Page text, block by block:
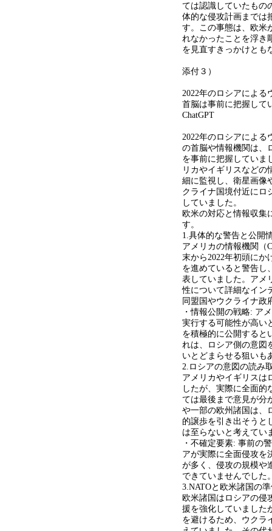
ては認識していたもの
体的な侵攻計画までは
す。この事態は、欧米
れなかったことを浮き
を見直すきっかけとも
添付３）
2022年のロシアによる
首脳は事前に把握して
ChatGPT
2022年のロシアによる
の首脳や情報機関は、
を事前に把握していま
リカやイギリスなどの
細に監視し、衛星画像
クライナ国境付近にロ
していました。
欧米の対応と情報収集
す。
1.具体的な警告と公開
アメリカの情報機関（
末から2022年初頭にか
を進めていると警告し
表していました。アメ
性について詳細なイン
同盟国やウクライナ政
・情報公開の戦略: ア
実行する可能性が高い
を積極的に公開すると
れは、ロシア側の意図
いとどまらせる狙いも
2.ロシアの意図の読み
アメリカやイギリスは
したが、実際に全面的
ては最後まで意見が分
や一部の欧州諸国は、
的譲歩を引き出そうと
は至らないと考えてい
・不確定要素: 事前の
アが実際に全面侵攻を
が多く、侵攻の規模や
できていませんでした
3.NATOと欧米諸国の
欧米諸国はロシアの侵
援を強化していました
を避けるため、ウクラ